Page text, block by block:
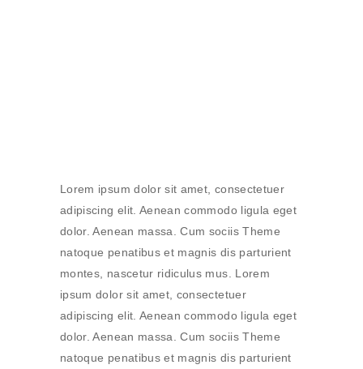
Lorem ipsum dolor sit amet, consectetuer
adipiscing elit. Aenean commodo ligula eget
dolor. Aenean massa. Cum sociis Theme
natoque penatibus et magnis dis parturient
montes, nascetur ridiculus mus. Lorem
ipsum dolor sit amet, consectetuer
adipiscing elit. Aenean commodo ligula eget
dolor. Aenean massa. Cum sociis Theme
natoque penatibus et magnis dis parturient